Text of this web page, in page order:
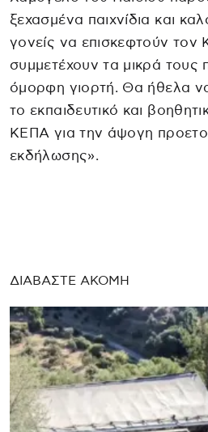
ξεχασμένα παιχνίδια και
γονείς να επισκεφτούν τον
συμμετέχουν τα μικρά τους
όμορφη γιορτή. Θα ήθελα
το εκπαιδευτικό και
ΚΕΠΑ για την άψογη
εκδήλωσης».
ΔΙΑΒΑΣΤΕ ΑΚΟΜΗ